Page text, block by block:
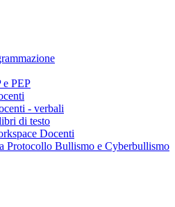
e PEP
- verbali
di testo
Docenti
Protocollo Bullismo e Cyberbullismo